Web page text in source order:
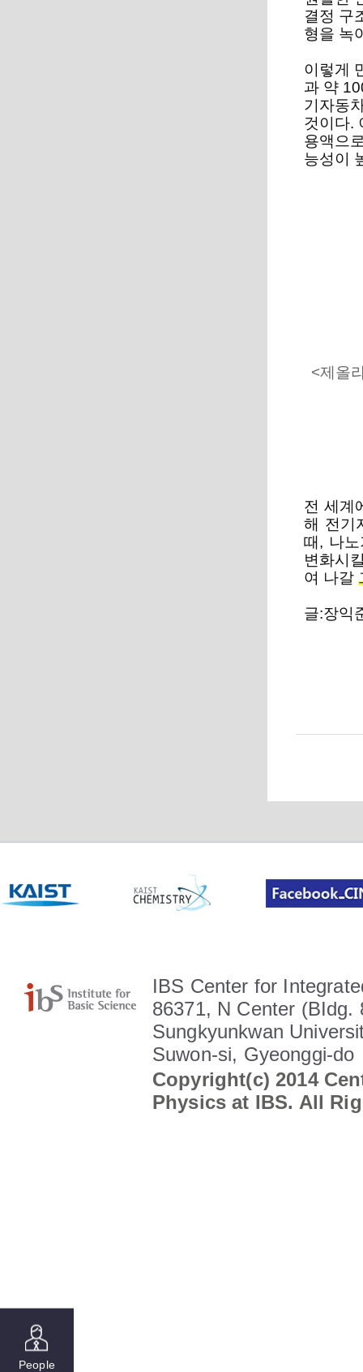
People
결정 구
형을 녹
이렇게
과 약
기자동
것이다.
용액으
능성이
<제올
전 세계
해 전기
때, 나
변화시
여 나갈
글:장익
IBS Center for
86371, N Center (BIdg.
Sungkyunkwan
Suwon-si, Gyeonggi-do
Copyright(c) 2014
Physics at IBS. All